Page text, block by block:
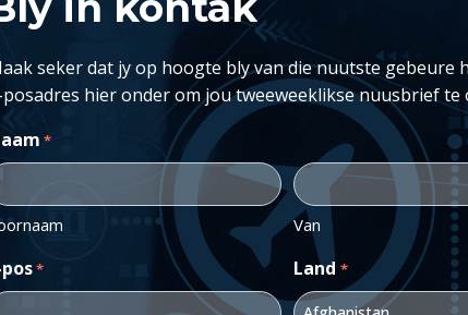
seker dat jy op hoogte bly van die nuutste gebeure
hier onder om jou tweeweeklikse nuusbrief te
*
Van
pos* Land *